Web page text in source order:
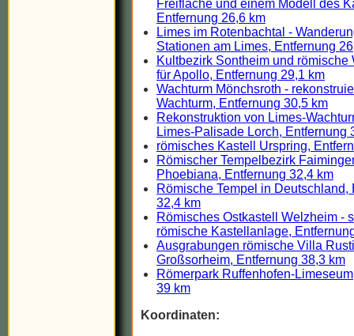
Freifläche und einem Modell des
Entfernung 26,6 km
Limes im Rotenbachtal -
Stationen am Limes, Entfernung
Kultbezirk Sontheim und römische
für Apollo, Entfernung 29,1 km
Wachturm Mönchsroth -
Wachturm, Entfernung 30,5 km
Rekonstruktion von Limes-
Limes-Palisade Lorch, Entfernung
römisches Kastell Urspring,
Römischer Tempelbezirk
Phoebiana, Entfernung 32,4 km
Römische Tempel in Deutschland,
32,4 km
Römisches Ostkastell Welzheim -
römische Kastellanlage,
Ausgrabungen römische Villa
Großsorheim, Entfernung 38,3 km
Römerpark Ruffenhofen-
39 km
Koordinaten: